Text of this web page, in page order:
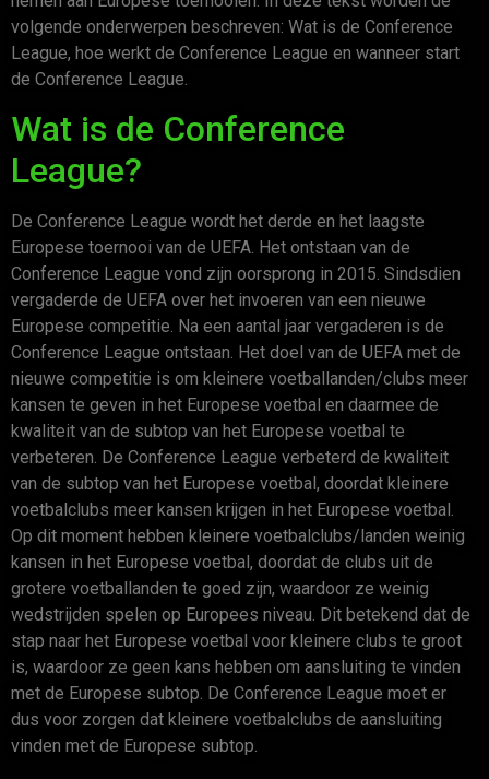
volgende onderwerpen beschreven: Wat is de Conference
League, hoe werkt de Conference League en wanneer start
de Conference League.
Wat is de Conference
League?
De Conference League wordt het derde en het laagste
Europese toernooi van de UEFA. Het ontstaan van de
Conference League vond zijn oorsprong in 2015. Sindsdien
vergaderde de UEFA over het invoeren van een nieuwe
Europese competitie. Na een aantal jaar vergaderen is de
Conference League ontstaan. Het doel van de UEFA met de
nieuwe competitie is om kleinere voetballanden/clubs meer
kansen te geven in het Europese voetbal en daarmee de
kwaliteit van de subtop van het Europese voetbal te
verbeteren. De Conference League verbeterd de kwaliteit
van de subtop van het Europese voetbal, doordat kleinere
voetbalclubs meer kansen krijgen in het Europese voetbal.
Op dit moment hebben kleinere voetbalclubs/landen weinig
kansen in het Europese voetbal, doordat de clubs uit de
grotere voetballanden te goed zijn, waardoor ze weinig
wedstrijden spelen op Europees niveau. Dit betekend dat de
stap naar het Europese voetbal voor kleinere clubs te groot
is, waardoor ze geen kans hebben om aansluiting te vinden
met de Europese subtop. De Conference League moet er
dus voor zorgen dat kleinere voetbalclubs de aansluiting
vinden met de Europese subtop.